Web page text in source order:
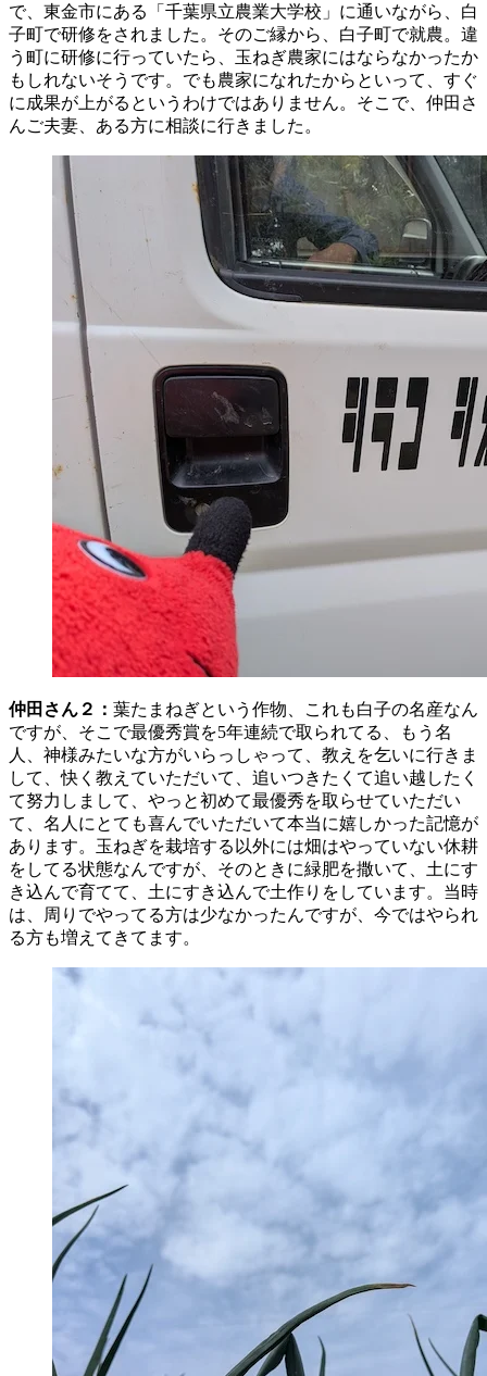
で、東金市にある「千葉県立農業大学校」に通いながら、白
子町で研修をされました。そのご縁から、白子町で就農。違
う町に研修に行っていたら、玉ねぎ農家にはならなかったか
もしれないそうです。でも農家になれたからといって、すぐ
に成果が上がるというわけではありません。そこで、仲田さ
んご夫妻、ある方に相談に行きました。
仲田さん２： 葉たまねぎという作物、これも白子の名産なん
ですが、そこで最優秀賞を5年連続で取られてる、もう名
人、神様みたいな方がいらっしゃって、教えを乞いに行きま
して、快く教えていただいて、追いつきたくて追い越したく
て努力しまして、やっと初めて最優秀を取らせていただい
て、名人にとても喜んでいただいて本当に嬉しかった記憶が
あります。玉ねぎを栽培する以外には畑はやっていない休耕
をしてる状態なんですが、そのときに緑肥を撒いて、土にす
き込んで育てて、土にすき込んで土作りをしています。当時
は、周りでやってる方は少なかったんですが、今ではやられ
る方も増えてきてます。